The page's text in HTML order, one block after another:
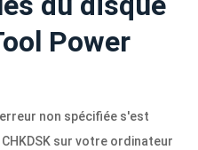
Power
non spécifiée s'est
sur votre ordinateur